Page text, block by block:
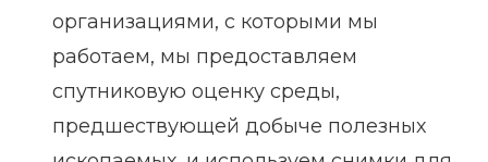
организациями, с которыми мы
работаем, мы предоставляем
спутниковую оценку среды,
предшествующей добыче полезных